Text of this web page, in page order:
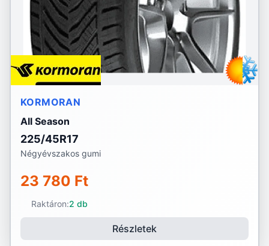
KORMORAN
All Season
225/45R17
Négyévszakos gumi
23 780 Ft
Raktáron:2 db
Részletek